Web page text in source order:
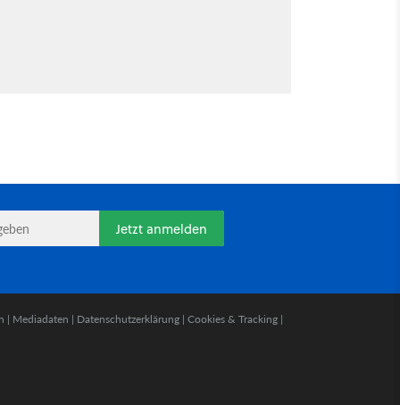
Jetzt anmelden
| Mediadaten | Datenschutzerklärung | Cookies & Tracking |